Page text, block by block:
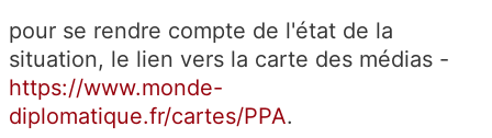
pour se rendre compte de l'état de la
situation, le lien vers la carte des médias -
https://www.monde-
diplomatique.fr/cartes/PPA.